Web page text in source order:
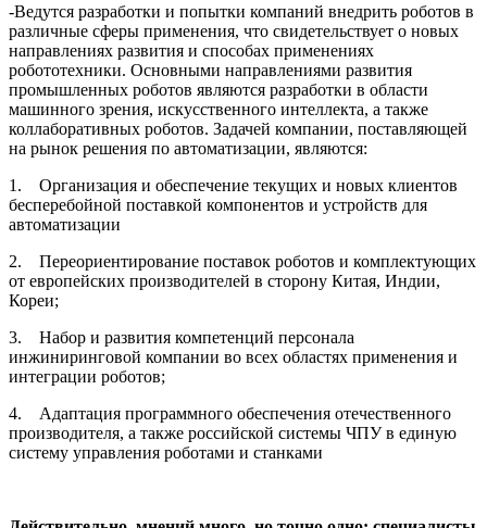
-Ведутся разработки и попытки компаний внедрить роботов в
различные сферы применения, что свидетельствует о новых
направлениях развития и способах применениях
робототехники. Основными направлениями развития
промышленных роботов являются разработки в области
машинного зрения, искусственного интеллекта, а также
коллаборативных роботов. Задачей компании, поставляющей
на рынок решения по автоматизации, являются:
1. Организация и обеспечение текущих и новых клиентов
бесперебойной поставкой компонентов и устройств для
автоматизации
2. Переориентирование поставок роботов и комплектующих
от европейских производителей в сторону Китая, Индии,
Кореи;
3. Набор и развития компетенций персонала
инжиниринговой компании во всех областях применения и
интеграции роботов;
4. Адаптация программного обеспечения отечественного
производителя, а также российской системы ЧПУ в единую
систему управления роботами и станками